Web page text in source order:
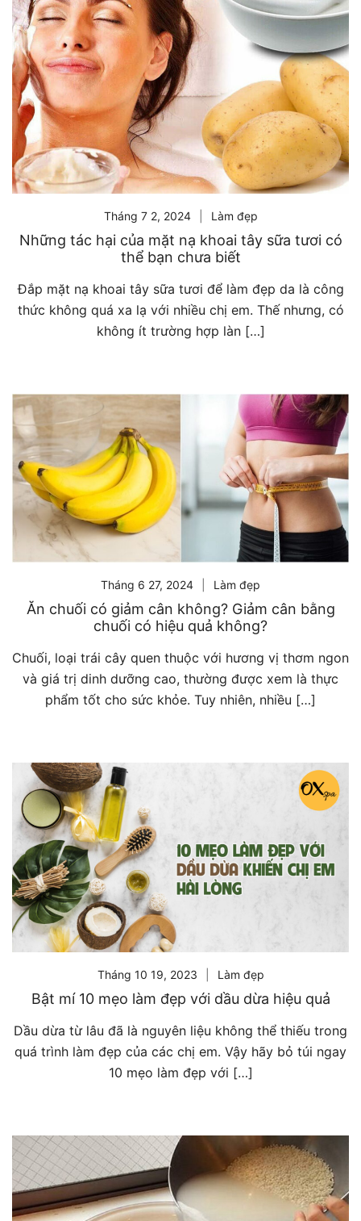
Tháng 7 2, 2024 Làm đẹp
Những tác hại của mặt nạ khoai tây sữa tươi có
thể bạn chưa biết
Đắp mặt nạ khoai tây sữa tươi để làm đẹp da là công
thức không quá xa lạ với nhiều chị em. Thế nhưng, có
không ít trường hợp làn […]
Tháng 6 27, 2024 Làm đẹp
Ăn chuối có giảm cân không? Giảm cân bằng
chuối có hiệu quả không?
Chuối, loại trái cây quen thuộc với hương vị thơm ngon
và giá trị dinh dưỡng cao, thường được xem là thực
phẩm tốt cho sức khỏe. Tuy nhiên, nhiều […]
Tháng 10 19, 2023 Làm đẹp
Bật mí 10 mẹo làm đẹp với dầu dừa hiệu quả
Dầu dừa từ lâu đã là nguyên liệu không thể thiếu trong
quá trình làm đẹp của các chị em. Vậy hãy bỏ túi ngay
10 mẹo làm đẹp với […]